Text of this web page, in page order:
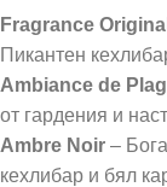
Fragrance
Пикантен
Ambiance de
от гардения и
Ambre Noir –
кехлибар и бял